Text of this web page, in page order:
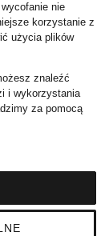
nie
korzystanie z
użycia plików
znaleźć
i wykorzystania
za pomocą